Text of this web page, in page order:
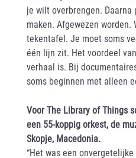
je wilt overbrengen. Daarna
maken. Afgewezen worden.
tekentafel. Je moet soms
één lijn zit. Het voordeel
verhaal is. Bij
soms beginnen met alleen
Voor The Library of Things
een 55-koppig orkest, de
Skopje, Macedonia.
“Het was een